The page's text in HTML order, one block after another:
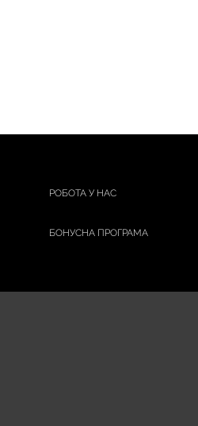
РОБОТА У НАС
БОНУСНА ПРОГРАМА